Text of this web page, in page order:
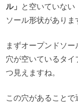
ル」 と空いていない
ソール形状がありま
まずオープンドソ
穴が空いているタ
つ見えますね。
この穴があること